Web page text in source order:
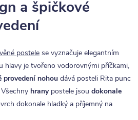
a špičkové
postele se vyznačuje elegantním
hlavy je tvořeno vodorovnými příčkami,
provedení nohou dává posteli Rita punc
hranypostele jsou dokonale
dokonale hladký a příjemný na